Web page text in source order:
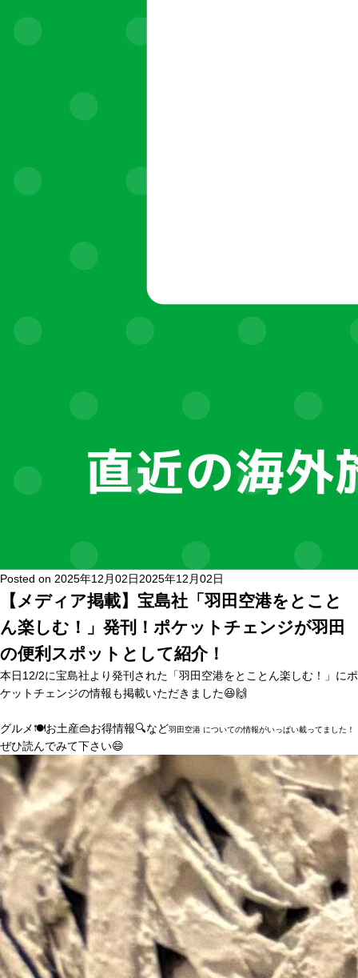
Posted on 2025年12月02日2025年12月02日
【メディア掲載】宝島社「羽田空港をとこと
ん楽しむ！」発刊！ポケットチェンジが羽田
の便利スポットとして紹介！
本日12/2に宝島社より発刊された「羽田空港をとことん楽しむ！」 にポ
ケットチェンジの情報も掲載いただきました😆🙌
グルメ🍽️お土産👜お得情報🔍など羽田空港 についての情報がいっぱい載ってました！
ぜひ読んでみて下さい😄